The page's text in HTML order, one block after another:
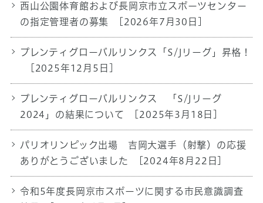
西山公園体育館および長岡京市立スポーツセンター
の指定管理者の募集
[2026年7月30日]
プレンティグローバルリンクス「S/Jリーグ」昇格！
[2025年12月5日]
プレンティグローバルリンクス 「S/Jリーグ
2024」の結果について
[2025年3月18日]
パリオリンピック出場 吉岡大選手（射撃）の応援
ありがとうございました
[2024年8月22日]
令和5年度長岡京市スポーツに関する市民意識調査